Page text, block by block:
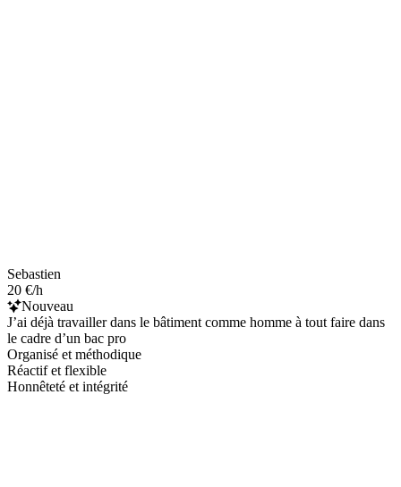
Sebastien
20 €/h
Nouveau
J’ai déjà travailler dans le bâtiment comme homme à tout faire dans
le cadre d’un bac pro
Organisé et méthodique
Réactif et flexible
Honnêteté et intégrité